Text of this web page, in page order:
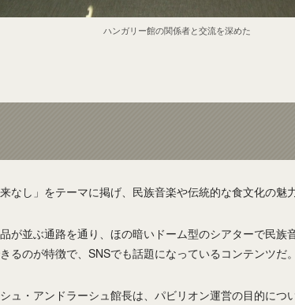
ハンガリー館の関係者と交流を深めた
なし」をテーマに掲げ、民族音楽や伝統的な食文化の魅
が並ぶ通路を通り、ほの暗いドーム型のシアターで民
るのが特徴で、SNSでも話題になっているコンテンツだ。
ュ・アンドラーシュ館長は、パビリオン運営の目的に